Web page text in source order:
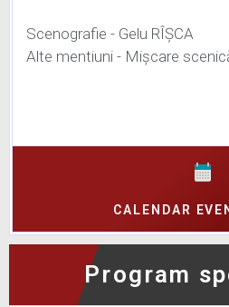
Scenografie - Gelu RÎȘCA
Alte mentiuni - Mișcare
CALENDAR
Program